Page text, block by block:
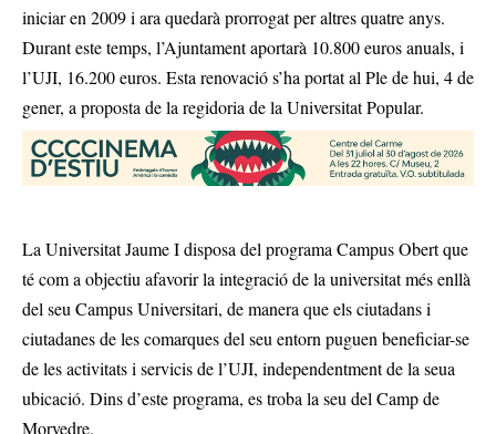
iniciar en 2009 i ara quedarà prorrogat per altres quatre anys.
Durant este temps, l’Ajuntament aportarà 10.800 euros anuals, i
l’UJI, 16.200 euros. Esta renovació s’ha portat al Ple de hui, 4 de
gener, a proposta de la regidoria de la Universitat Popular.
La Universitat Jaume I disposa del programa Campus Obert que
té com a objectiu afavorir la integració de la universitat més enllà
del seu Campus Universitari, de manera que els ciutadans i
ciutadanes de les comarques del seu entorn puguen beneficiar-se
de les activitats i servicis de l’UJI, independentment de la seua
ubicació. Dins d’este programa, es troba la seu del Camp de
Morvedre.